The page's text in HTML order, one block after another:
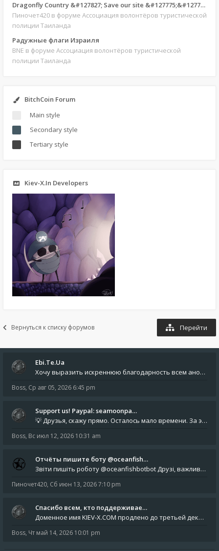
Dragonfly Country &#127827; Save our site &#127775;&#127769;
Пиночет420 в форуме Ассоциация волонтёров туристической
полиции Таиланда
Радужные флаги Израиля
BNE в форуме Ассоциация волонтёров туристической
полиции Таиланда
BitchCoin Forum
Main style
Secondary style
Tertiary style
Kiev-X.In Developers
Вернуться к списку форумов Перейти
Ebi.Te.Ua
Хочу выразить искреннюю благодарность всем анонимным пользователям, которые поддержали наше сообщество финансово. Благод
Boss, Ср авг 05, 2026 6:45 pm
Support us! Paypal: seamoonpa…
💡 Друзья, скажу прямо. Осталось мало времени. За это время нам нужно закрыть последние обязательные расходы: около 500
Boss, Вс июл 12, 2026 10:31 am
Отчёты пишите боту @oceanfish…
Звіти пишіть роботу @oceanfishbotbot Друзі, важливе повідомлення для учасників форума. Основне звернення опублікован
Пиночет420, Сб июн 13, 2026 7:10 pm
Спасибо всем, кто поддерживае…
Доменное имя KIEV-X.COM продлено до третьей декады августа 2027 года! Спасибо всем анонимным пользователям, которые по
Boss, Чт май 14, 2026 10:01 pm